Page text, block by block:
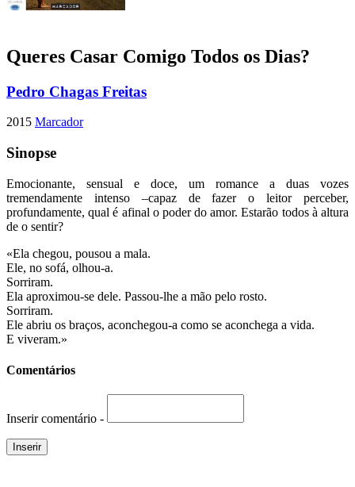
Queres Casar Comigo Todos os Dias?
Pedro Chagas Freitas
2015 Marcador
Sinopse
Emocionante, sensual e doce, um romance a duas vozes
tremendamente intenso –capaz de fazer o leitor perceber,
profundamente, qual é afinal o poder do amor. Estarão todos à altura
de o sentir?
«Ela chegou, pousou a mala.
Ele, no sofá, olhou-a.
Sorriram.
Ela aproximou-se dele. Passou-lhe a mão pelo rosto.
Sorriram.
Ele abriu os braços, aconchegou-a como se aconchega a vida.
E viveram.»
Comentários
Inserir comentário -